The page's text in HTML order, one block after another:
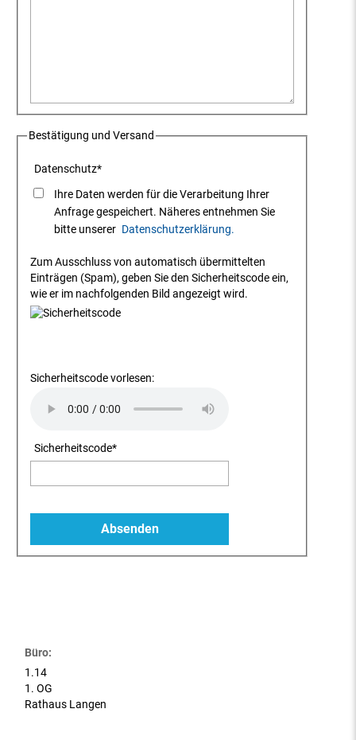
Bestätigung und Versand
Datenschutz*
Ihre Daten werden für die Verarbeitung Ihrer
Anfrage gespeichert. Näheres entnehmen Sie
bitte unserer Datenschutzerklärung.
Zum Ausschluss von automatisch übermittelten
Einträgen (Spam), geben Sie den Sicherheitscode ein,
wie er im nachfolgenden Bild angezeigt wird.
Sicherheitscode vorlesen:
Sicherheitscode*
Büro:
1.14
1. OG
Rathaus Langen